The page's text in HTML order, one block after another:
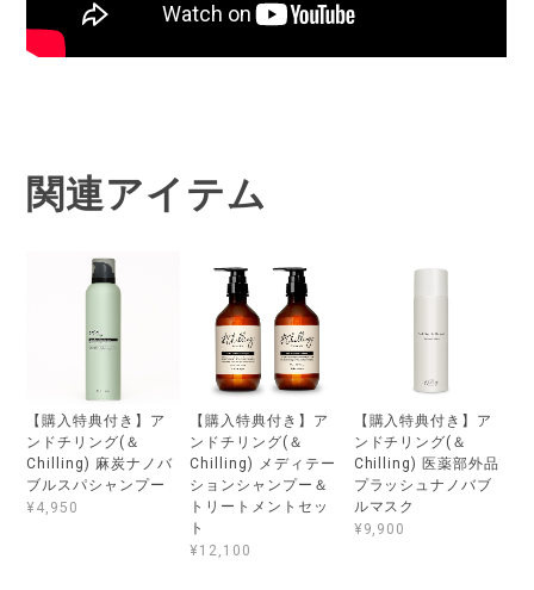
関連アイテム
【購入特典付き】ア
ンドチリング(＆
Chilling) 麻炭ナノバ
ブルスパシャンプー
¥4,950
【購入特典付き】ア
ンドチリング(＆
Chilling) メディテー
ションシャンプー＆
トリートメントセッ
ト
¥12,100
【購入特典付き】ア
ンドチリング(＆
Chilling) 医薬部外品
プラッシュナノバブ
ルマスク
¥9,900